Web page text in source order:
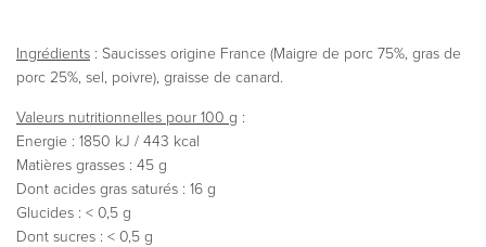
Ingrédients : Saucisses origine France (Maigre de porc 75%, gras de
porc 25%, sel, poivre), graisse de canard.
Valeurs nutritionnelles pour 100 g :
Energie : 1850 kJ / 443 kcal
Matières grasses : 45 g
Dont acides gras saturés : 16 g
Glucides : < 0,5 g
Dont sucres : < 0,5 g